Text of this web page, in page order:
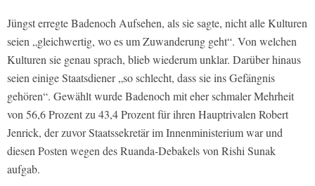
Jüngst erregte Badenoch Aufsehen, als sie sagte, nicht alle Kulturen
seien „gleichwertig, wo es um Zuwanderung geht“. Von welchen
Kulturen sie genau sprach, blieb wiederum unklar. Darüber hinaus
seien einige Staatsdiener „so schlecht, dass sie ins Gefängnis
gehören“. Gewählt wurde Badenoch mit eher schmaler Mehrheit
von 56,6 Prozent zu 43,4 Prozent für ihren Hauptrivalen Robert
Jenrick, der zuvor Staatssekretär im Innenministerium war und
diesen Posten wegen des Ruanda-Debakels von Rishi Sunak
aufgab.